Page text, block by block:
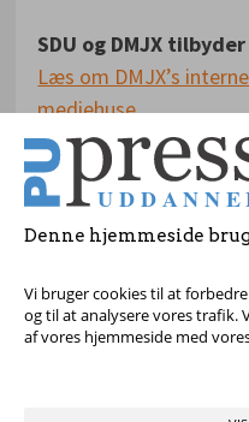
Denne hjemmeside
Vi bruger cookies til at
og til at analysere vores trafik.
af vores hjemmeside med
SDU og DMJX
Læs om DMJX’s
mediehuse
Læs om Mediernes
Innovationscenter på
virksomhedskurser og